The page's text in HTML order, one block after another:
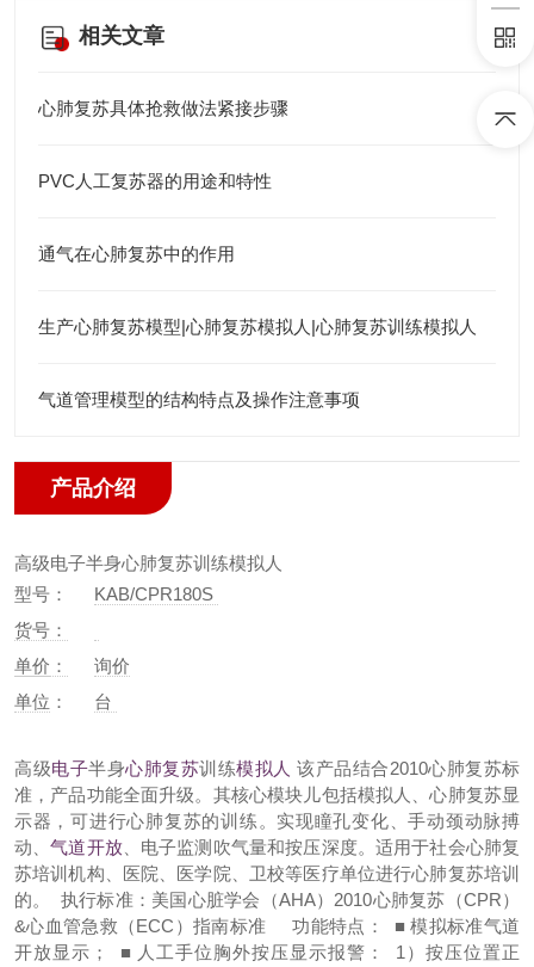
相关文章
心肺复苏具体抢救做法紧接步骤
PVC人工复苏器的用途和特性
通气在心肺复苏中的作用
生产心肺复苏模型|心肺复苏模拟人|心肺复苏训练模拟人
气道管理模型的结构特点及操作注意事项
产品介绍
高级电子半身心肺复苏训练模拟人
型号：
KAB/CPR180S
货号：
单价 ：
询价
单位 ： 台
高级电子半身心肺复苏训练模拟人 该产品结合2010心肺复苏标
准，产品功能全面升级。其核心模块儿包括模拟人、心肺复苏显
示器，可进行心肺复苏的训练。实现瞳孔变化、手动颈动脉搏
动、气道开放、电子监测吹气量和按压深度。适用于社会心肺复
苏培训机构、医院、医学院、卫校等医疗单位进行心肺复苏培训
的。 执行标准：美国心脏学会（AHA）2010心肺复苏（CPR）
&心血管急救（ECC）指南标准
功能特点： ■ 模拟标准气道
开放显示； ■ 人工手位胸外按压显示报警： 1）按压位置正